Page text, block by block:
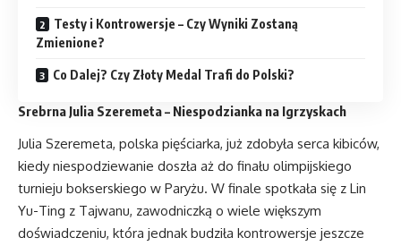
Testy i Kontrowersje – Czy Wyniki Zostaną
Zmienione?
Co Dalej? Czy Złoty Medal Trafi do Polski?
Srebrna Julia Szeremeta – Niespodzianka na Igrzyskach
Julia Szeremeta, polska pięściarka, już zdobyła serca kibiców,
kiedy niespodziewanie doszła aż do finału olimpijskiego
turnieju bokserskiego w Paryżu. W finale spotkała się z Lin
Yu-Ting z Tajwanu, zawodniczką o wiele większym
doświadczeniu, która jednak budziła kontrowersje jeszcze